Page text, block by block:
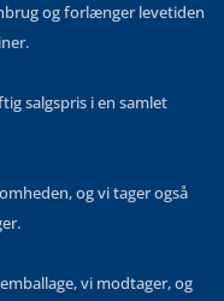
og forlænger levetiden
salgspris i en samlet
og vi tager også
vi modtager, og